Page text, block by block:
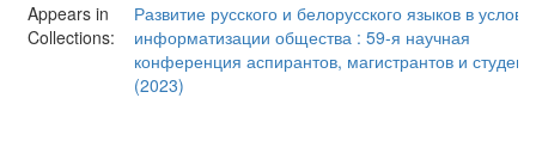
Appears in
Collections:
Развитие русского и белорусского языков в
информатизации общества : 59-я научная
конференция аспирантов, магистрантов и
(2023)